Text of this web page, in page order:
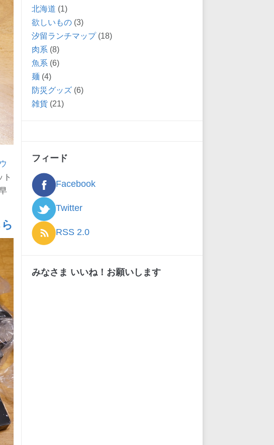
ト
北海道 (1)
欲しいもの (3)
汐留ランチマップ(18)
肉系 (8)
魚系 (6)
麺 (4)
防災グッズ (6)
雑貨 (21)
フィード
Facebook
Twitter
RSS 2.0
みなさま いいね！お願いします